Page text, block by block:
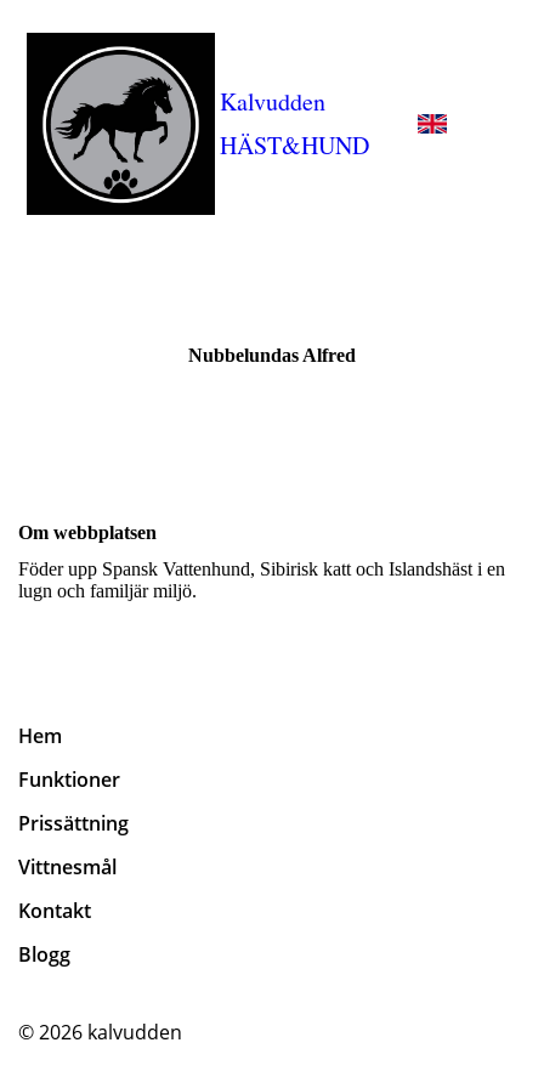
Kalvudden
HÄST&HUND
Nubbelundas Alfred
Om webbplatsen
Föder upp Spansk Vattenhund, Sibirisk katt och Islandshäst i en
lugn och familjär miljö.
Hem
Funktioner
Prissättning
Vittnesmål
Kontakt
Blogg
© 2026 kalvudden